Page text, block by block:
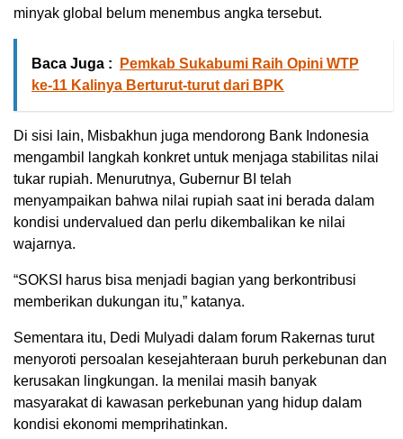
minyak global belum menembus angka tersebut.
Baca Juga :
Pemkab Sukabumi Raih Opini WTP
ke-11 Kalinya Berturut-turut dari BPK
Di sisi lain, Misbakhun juga mendorong Bank Indonesia
mengambil langkah konkret untuk menjaga stabilitas nilai
tukar rupiah. Menurutnya, Gubernur BI telah
menyampaikan bahwa nilai rupiah saat ini berada dalam
kondisi undervalued dan perlu dikembalikan ke nilai
wajarnya.
“SOKSI harus bisa menjadi bagian yang berkontribusi
memberikan dukungan itu,” katanya.
Sementara itu, Dedi Mulyadi dalam forum Rakernas turut
menyoroti persoalan kesejahteraan buruh perkebunan dan
kerusakan lingkungan. Ia menilai masih banyak
masyarakat di kawasan perkebunan yang hidup dalam
kondisi ekonomi memprihatinkan.